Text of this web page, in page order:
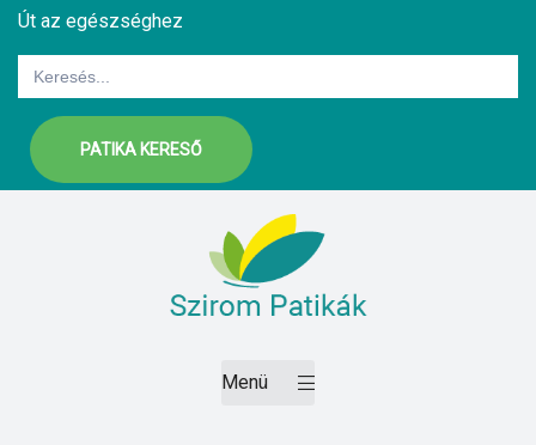
Út az egészséghez
for:
PATIKA KERESŐ
Menü